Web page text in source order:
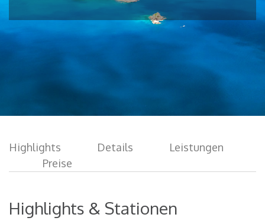
Highlights Details
Leistungen
Preise
Highlights & Stationen